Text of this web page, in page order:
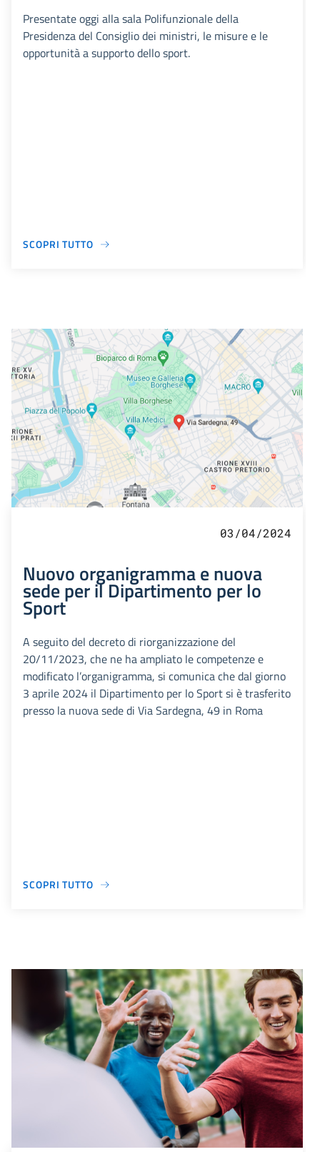
Presentate oggi alla sala Polifunzionale della
Presidenza del Consiglio dei ministri, le misure e le
opportunità a supporto dello sport.
SCOPRI TUTTO
03/04/2024
Nuovo organigramma e nuova
sede per il Dipartimento per lo
Sport
A seguito del decreto di riorganizzazione del
20/11/2023, che ne ha ampliato le competenze e
modificato l’organigramma, si comunica che dal giorno
3 aprile 2024 il Dipartimento per lo Sport si è trasferito
presso la nuova sede di Via Sardegna, 49 in Roma
SCOPRI TUTTO